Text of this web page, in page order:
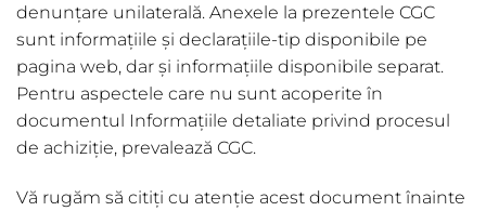
denunțare unilaterală. Anexele la prezentele CGC
sunt informațiile și declarațiile-tip disponibile pe
pagina web, dar şi informațiile disponibile separat.
Pentru aspectele care nu sunt acoperite în
documentul Informațiile detaliate privind procesul
de achiziție, prevalează CGC.
Vă rugăm să citiți cu atenție acest document înainte